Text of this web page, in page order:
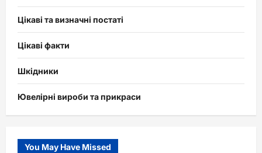
Цікаві та визначні постаті
Цікаві факти
Шкідники
Ювелірні вироби та прикраси
You May Have Missed